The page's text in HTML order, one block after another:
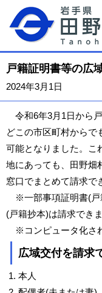
戸籍証明書等の広
2024年3月1日
令和6年3月1日から
どこの市区町村からで
可能となりました。こ
地にあっても、田野畑
窓口でまとめて請求で
※一部事項証明書(戸
(戸籍抄本)は請求できま
※コンピュータ化さ
広域交付を請求
本人